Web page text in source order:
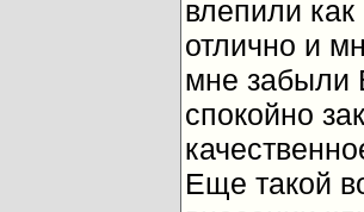
влепили
отлично и
мне забыли
спокойно
Еще такой